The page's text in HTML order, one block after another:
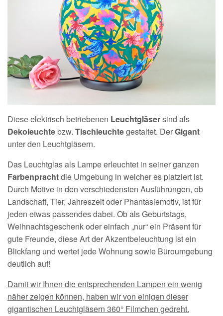
Diese elektrisch betriebenen Leuchtgläsersind als
Dekoleuchtebzw. Tischleuchtegestaltet. DerGigant
unter den Leuchtgläsern.
Das Leuchtglas als Lampe erleuchtet in seiner ganzen
Farbenprachtdie Umgebung in welcher es platziert ist.
Durch Motive in den verschiedensten Ausführungen, ob
Landschaft, Tier, Jahreszeit oder Phantasiemotiv, ist für
jeden etwas passendes dabei. Ob als Geburtstags,
Weihnachtsgeschenk oder einfach „nur“ ein Präsent für
gute Freunde, diese Art der Akzentbeleuchtung ist ein
Blickfang und wertet jede Wohnung sowie Büroumgebung
deutlich auf!
Damit wir Ihnen die entsprechenden Lampen ein wenig
näher zeigen können, haben wir von einigen dieser
gigantischen Leuchtgläsern 360° Filmchen gedreht.